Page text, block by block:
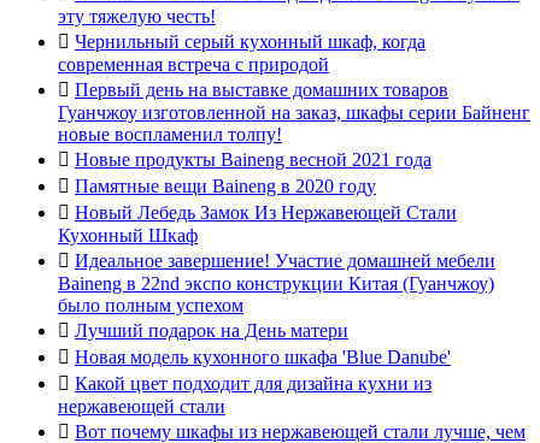
эту тяжелую честь!
 Чернильный серый кухонный шкаф, когда
современная встреча с природой
 Первый день на выставке домашних товаров
Гуанчжоу изготовленной на заказ, шкафы серии Байненг
новые воспламенил толпу!
 Новые продукты Baineng весной 2021 года
 Памятные вещи Baineng в 2020 году
 Новый Лебедь Замок Из Нержавеющей Стали
Кухонный Шкаф
 Идеальное завершение! Участие домашней мебели
Baineng в 22nd экспо конструкции Китая (Гуанчжоу)
было полным успехом
 Лучший подарок на День матери
 Новая модель кухонного шкафа 'Blue Danube'
 Какой цвет подходит для дизайна кухни из
нержавеющей стали
 Вот почему шкафы из нержавеющей стали лучше, чем